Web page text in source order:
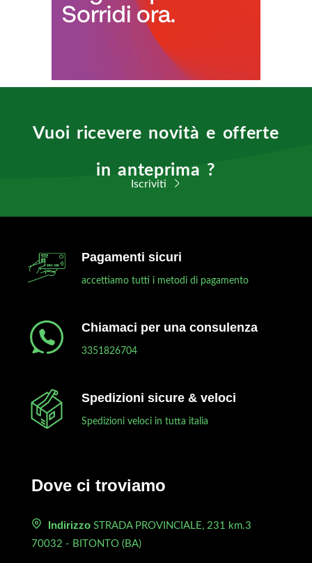
Vuoi ricevere novità e offerte
in anteprima ?
Iscriviti
Pagamenti sicuri
accettiamo tutti i metodi di pagamento
Chiamaci per una consulenza
3351826704
Spedizioni sicure & veloci
Spedizioni veloci in tutta italia
Dove ci troviamo
Indirizzo STRADA PROVINCIALE, 231 km.3
70032 - BITONTO (BA)